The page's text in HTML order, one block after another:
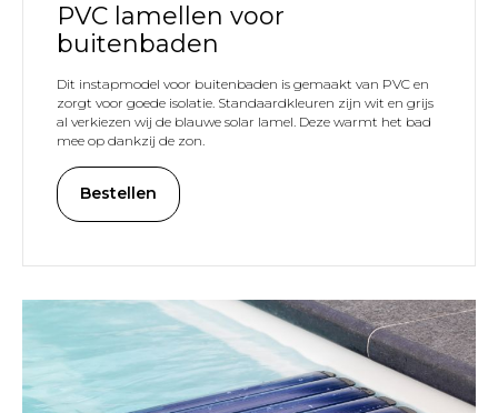
PVC lamellen voor
buitenbaden
Dit instapmodel voor buitenbaden is gemaakt van PVC en
zorgt voor goede isolatie. Standaardkleuren zijn wit en grijs
al verkiezen wij de blauwe solar lamel. Deze warmt het bad
mee op dankzij de zon.
Bestellen